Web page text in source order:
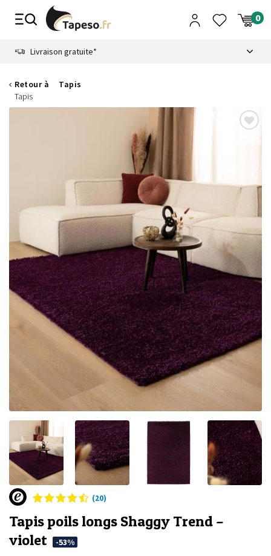
Livraison gratuite*
Retour à
Tapis
Tapis
(20)
Tapis poils longs Shaggy Trend –
violet
-53%